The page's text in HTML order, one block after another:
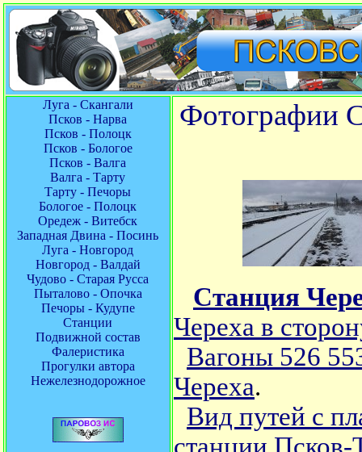
Луга - Скангали
Псков - Нарва
Псков - Полоцк
Псков - Бологое
Псков - Валга
Валга - Тарту
Тарту - Печоры
Бологое - Полоцк
Оредеж - Витебск
Западная Двина - Посинь
Луга - Новгород
Новгород - Валдай
Чудово - Старая Русса
Пыталово - Опочка
Печоры - Кудупе
Станции
Подвижной состав
Фалеристика
Прогулки автора
Нежелезнодорожное
Фотографии
Станция
Череха в
Вагоны 526
Череха.
Вид путей с